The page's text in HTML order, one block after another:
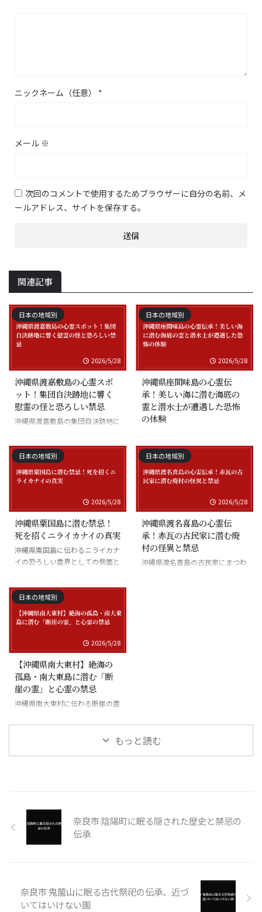
ニックネーム（任意） *
メール ※
次回のコメントで使用するためブラウザーに自分の名前、メ
ールアドレス、サイトを保存する。
関連記事
日本の地域別
2026/5/28
沖縄県渡嘉敷島の心霊スポ
ット！集団自決跡地に響く
慰霊の怪と恐ろしい禁忌
沖縄県渡嘉敷島の集団自決跡地に
日本の地域別
2026/5/28
沖縄県座間味島の心霊伝
承！美しい海に潜む海底の
霊と潜水士が遭遇した恐怖
の体験
士の怪談
日本の地域別
2026/5/28
沖縄県粟国島に潜む禁忌！
死を招くニライカナイの真実
沖縄県粟国島に伝わるニライカナ
イの恐ろしい霊界としての側面と
日本の地域別
2026/5/28
沖縄県渡名喜島の心霊伝
承！赤瓦の古民家に潜む廃
村の怪異と禁忌
沖縄県渡名喜島の古民家にまつわ
日本の地域別
2026/5/28
【沖縄県南大東村】絶海の
孤島・南大東島に潜む「断
崖の霊」と心霊の禁忌
沖縄県南大東村に伝わる断崖の霊
もっと読む
奈良市 陰陽町に眠る隠された歴史と禁忌の
伝承
奈良市 鬼薗山に眠る古代祭祀の伝承、近づ
いてはいけない園